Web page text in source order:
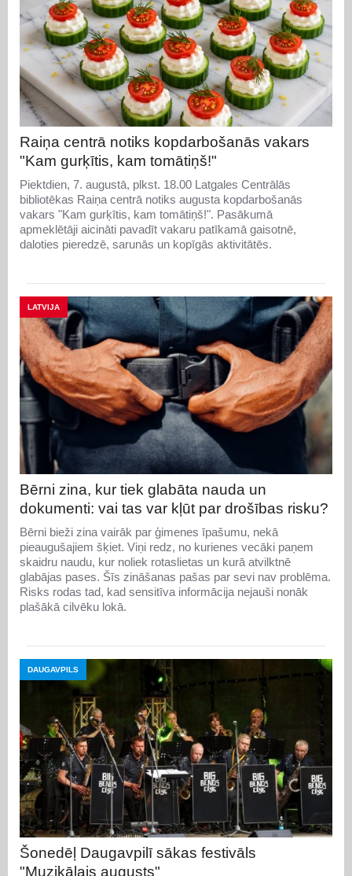
Raiņa centrā notiks kopdarbošanās vakars
"Kam gurķītis, kam tomātiņš!"
Piektdien, 7. augustā, plkst. 18.00 Latgales Centrālās
bibliotēkas Raiņa centrā notiks augusta kopdarbošanās
vakars "Kam gurķītis, kam tomātiņš!". Pasākumā
apmeklētāji aicināti pavadīt vakaru patīkamā gaisotnē,
daloties pieredzē, sarunās un kopīgās aktivitātēs.
LATVIJA
Bērni zina, kur tiek glabāta nauda un
dokumenti: vai tas var kļūt par drošības risku?
Bērni bieži zina vairāk par ģimenes īpašumu, nekā
pieaugušajiem šķiet. Viņi redz, no kurienes vecāki paņem
skaidru naudu, kur noliek rotaslietas un kurā atvilktnē
glabājas pases. Šīs zināšanas pašas par sevi nav problēma.
Risks rodas tad, kad sensitīva informācija nejauši nonāk
plašākā cilvēku lokā.
DAUGAVPILS
Šonedēļ Daugavpilī sākas festivāls
"Muzikālais augusts"